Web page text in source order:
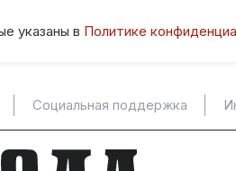
указаны в Политике
Социальная поддержка